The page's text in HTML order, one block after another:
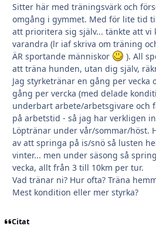
Sitter här med träningsvärk och
omgång i gymmet. Med för lite tid
att prioritera sig själv... tänkte att vi
varandra (lr iaf skriva om träning
ÄR sportande människor
). All
att träna hunden, utan dig själv,
Jag styrketränar en gång per
gång per vercka (med delade
underbart arbete/arbetsgivare och
på arbetstid - så jag har verkligen
Löptränar under vår/sommar/höst.
av att springa på is/snö så lusten
vinter... men under säsong så
vecka, allt från 3 till 10km per tur.
Vad tränar ni? Hur ofta? Träna
Mest kondition eller mer styrka?
Citat